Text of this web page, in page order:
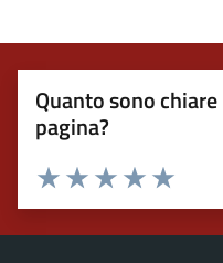
Quanto sono
pagina?
Valuta 5
Valuta 4
Valuta 3 stelle
Valuta 2 stelle su 5
Valuta 1 stelle su 5